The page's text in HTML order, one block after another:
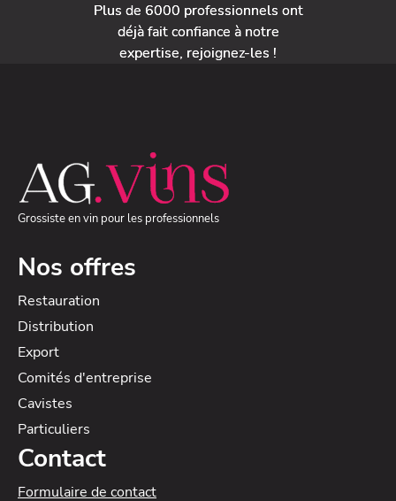
Plus de 6000 professionnels ont
déjà fait confiance à notre
expertise, rejoignez-les !
Grossiste en vin pour les professionnels
Nos offres
Restauration
Distribution
Export
Comités d'entreprise
Cavistes
Particuliers
Contact
Formulaire de contact